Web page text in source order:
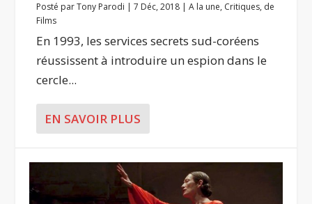
Posté parTony Parodi |7 Déc, 2018 |A la une, Critiques, de
Films
En 1993, les services secrets sud-coréens
réussissent à introduire un espion dans le
cercle...
EN SAVOIR PLUS